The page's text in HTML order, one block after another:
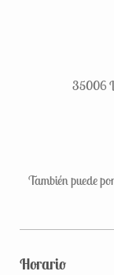
35006
También puede
Horario